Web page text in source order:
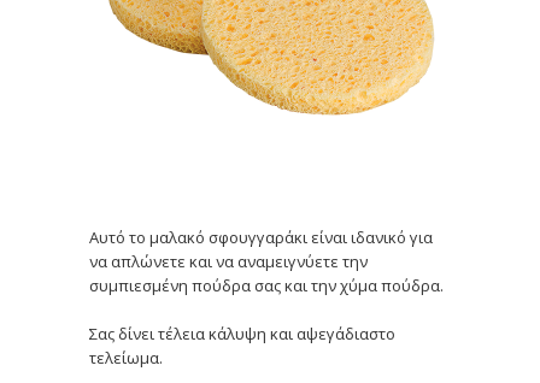
Αυτό το μαλακό σφουγγαράκι είναι ιδανικό για
να απλώνετε και να αναμειγνύετε την
συμπιεσμένη πούδρα σας και την χύμα πούδρα.
Σας δίνει τέλεια κάλυψη και αψεγάδιαστο
τελείωμα.